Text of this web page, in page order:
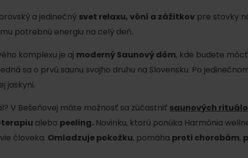
ZOZNAM INFOCENTIER
Konferenčné priestory
Teambuildingy
AUG
08.
Demänovská dolina
Zimné športy
a jedinečný svet relaxu, vôní a zážitkov pre stovky
potrebnú energiu na celý deň.
komplexu je aj moderný Saunový dóm, kde budete
sa o prvú saunu svojho druhu na Slovensku. Po
jaskyni.
V Bešeňovej máte možnosť sa zúčastniť saunových
alebo peeling. Novinku, ktorú ponúka Harmónia
človeka. Omladzuje pokožku, pomáha proti chorobám,